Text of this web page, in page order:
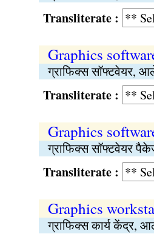
Transliterate :
Graphics
ग्राफिक्स सॉफ्टवेयर,
Transliterate :
Graphics
ग्राफिक्स सॉफ्टवेयर
Transliterate :
Graphics
ग्राफिक्स कार्य केंद्र,